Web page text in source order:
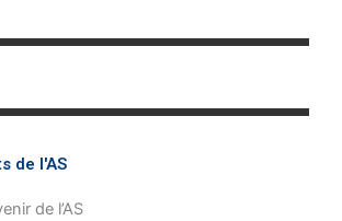
de l'AS
de l’AS